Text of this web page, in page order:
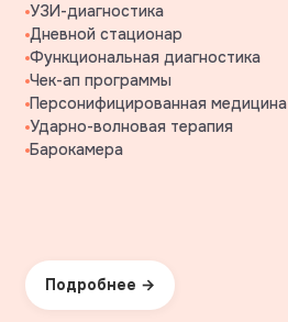
УЗИ-диагностика
Дневной стационар
Функциональная диагностика
Чек-ап программы
Персонифицированная медицина
Ударно-волновая терапия
Барокамера
Подробнее